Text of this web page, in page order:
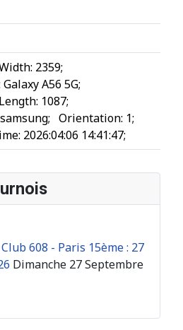
608 - Paris 15ème : 27
Dimanche 27 Septembre
: 2359;
Galaxy A56 5G;
: 1087;
samsung; Orientation: 1;
: 2026:04:06 14:41:47;